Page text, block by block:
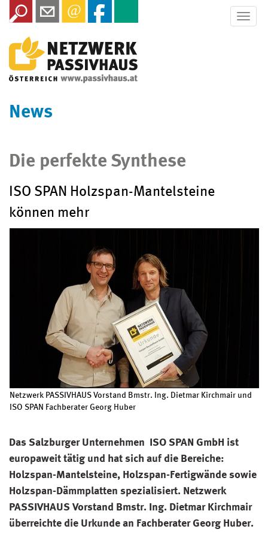
Toggle
News
Die perfekte Synthese
ISO SPAN Holzspan-Mantelsteine
können mehr
Netzwerk PASSIVHAUS Vorstand Bmstr. Ing. Dietmar Kirchmair und
ISO SPAN Fachberater Georg Huber
Das Salzburger Unternehmen ISO SPAN GmbH ist
europaweit tätig und hat sich auf die Bereiche:
Holzspan-Mantelsteine, Holzspan-Fertigwände sowie
Holzspan-Dämmplatten spezialisiert. Netzwerk
PASSIVHAUS Vorstand Bmstr. Ing. Dietmar Kirchmair
überreichte die Urkunde an Fachberater Georg Huber.